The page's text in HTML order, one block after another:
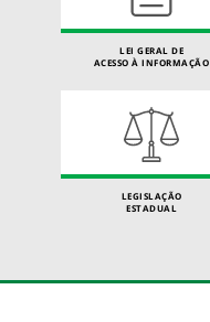
LEI GERAL DE
ACESSO À INFORMAÇÃO
LEGISLAÇÃO
ESTADUAL